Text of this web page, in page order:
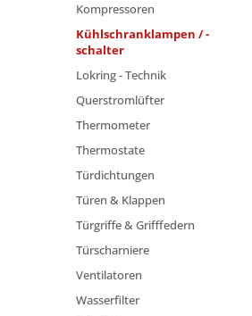
CASTOR
CLATRONIC
CLATRONIC CTC
CONSTRUCTA
CORBERO
CREDA
CURTISS
CYLINDA
DE DIETRICH
DOMEOS
Kompressoren
Kühlschranklampen / -
schalter
Lokring - Technik
Querstromlüfter
Thermometer
Thermostate
Türdichtungen
Türen & Klappen
Türgriffe & Grifffedern
Türscharniere
Ventilatoren
Wasserfilter